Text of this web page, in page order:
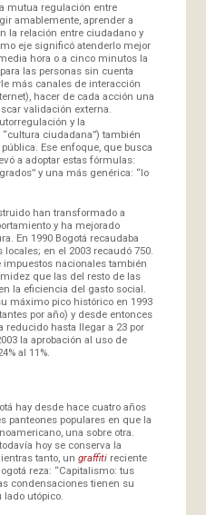
mutua regulación entre
amablemente, aprender a
la relación entre ciudadano y
eje significó atenderlo mejor
hora o a cinco minutos la
las personas sin cuenta
más canales de interacción
hacer de cada acción una
validación externa.
y la
ciudadana”) también
Ese enfoque, que busca
a adoptar estas fórmulas:
y una más genérica: “lo
han transformado a
y ha mejorado
En 1990 Bogotá recaudaba
en el 2003 recaudó 750.
nacionales también
que las del resto de las
la eficiencia del gasto social.
máximo pico histórico en 1993
por año) y desde entonces
reducido hasta llegar a 23 por
la aprobación al uso de
al 11%.
hay desde hace cuatro años
panteones populares en que la
una sobre otra.
hoy se conserva la
tanto, un graffitireciente
reza: “Capitalismo: tus
condensaciones tienen su
lado utópico.